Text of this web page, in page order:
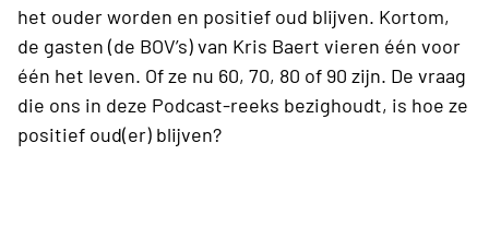
het ouder worden en positief oud blijven. Kortom,
de gasten (de BOV’s) van Kris Baert vieren één voor
één het leven. Of ze nu 60, 70, 80 of 90 zijn. De vraag
die ons in deze Podcast-reeks bezighoudt, is hoe ze
positief oud(er) blijven?